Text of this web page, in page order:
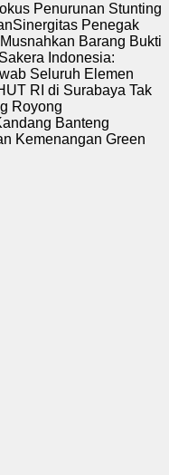
Penurunan Stunting
Sinergitas Penegak
Barang Bukti
Indonesia:
Seluruh Elemen
RI di Surabaya Tak
Royong
Banteng
Kemenangan Green